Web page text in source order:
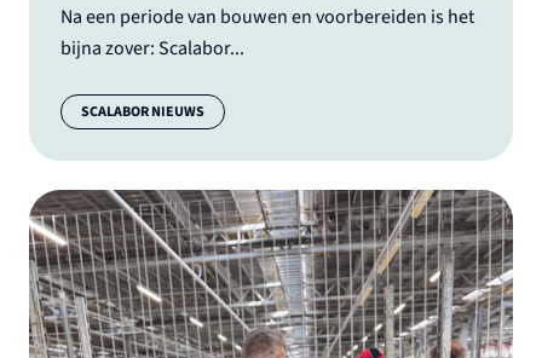
Na een periode van bouwen en voorbereiden is het
bijna zover: Scalabor...
Categorie:
SCALABOR NIEUWS